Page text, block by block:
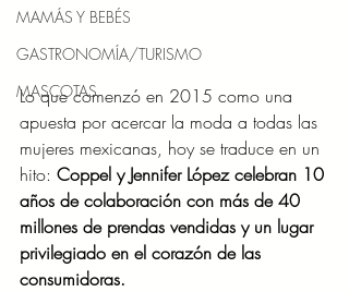
MAMÁS Y BEBÉS
GASTRONOMÍA/TURISMO
MASCOTAS
Lo que comenzó en 2015 como una
apuesta por acercar la moda a todas las
mujeres mexicanas, hoy se traduce en un
hito: Coppel y Jennifer López celebran 10
años de colaboración con más de 40
millones de prendas vendidas y un lugar
privilegiado en el corazón de las
consumidoras.